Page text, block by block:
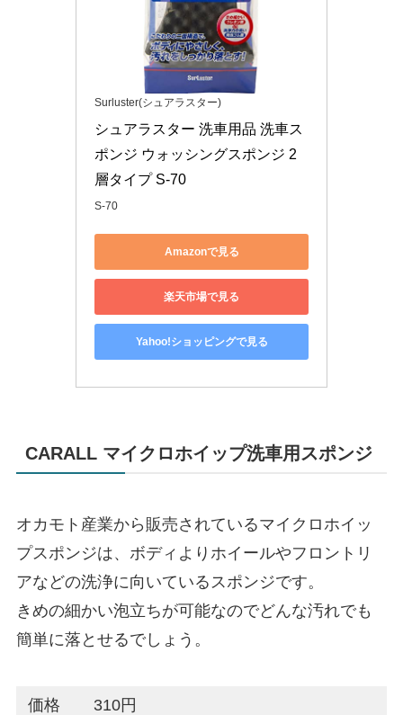
Surluster(シュアラスター)
シュアラスター 洗車用品 洗車ス
ポンジ ウォッシングスポンジ 2
層タイプ S-70
S-70
Amazonで見る
楽天市場で見る
Yahoo!ショッピングで見る
CARALL マイクロホイップ洗車用スポンジ
オカモト産業から販売されているマイクロホイッ
プスポンジは、ボディよりホイールやフロントリ
アなどの洗浄に向いているスポンジです。
きめの細かい泡立ちが可能なのでどんな汚れでも
簡単に落とせるでしょう。
価格 310円